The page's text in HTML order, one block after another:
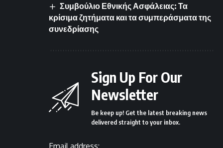
Συμβούλιο Εθνικής Ασφάλειας: Τα
κρίσιμα ζητήματα και τα συμπεράσματα της
συνεδρίασης
Sign Up For Our
Newsletter
Be keep up! Get the latest breaking news
delivered straight to your inbox.